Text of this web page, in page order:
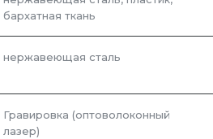
бархатная ткань
нержавеющая cталь
Гравировка (оптоволоконный
лазер)